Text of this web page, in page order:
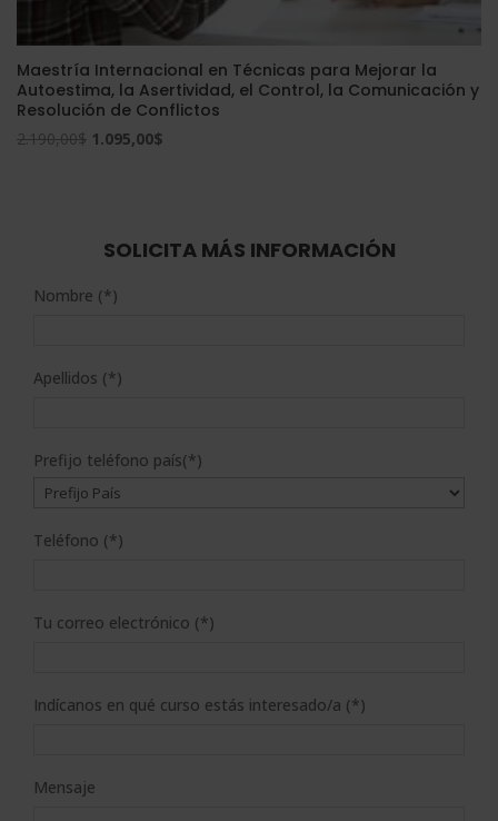
Maestría Internacional en Técnicas para Mejorar la
Autoestima, la Asertividad, el Control, la Comunicación y
Resolución de Conflictos
2.190,00$ El
2.190,00$.
1.095,00$
1.095,00$.
SOLICITA MÁS INFORMACIÓN
Nombre (*)
Apellidos (*)
Prefijo teléfono país(*)
Teléfono (*)
Tu correo electrónico (*)
Indícanos en qué curso estás interesado/a (*)
Mensaje